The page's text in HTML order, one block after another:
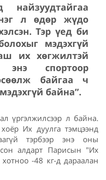
л өдөр жүдо
Тэр үед би
мэдэхгүй
их хөгжилтэй
энэ спортоор
байгаа ч
байна”.
үргэлжилсээр л байна.
Их дуулга тэмцээнд
тэрбээр энэ оны
алдарт Парисын "Их
-48 кг-д дараалан